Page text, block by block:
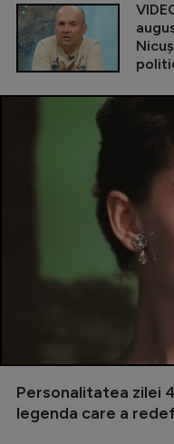
Personalitatea zilei
legenda care a